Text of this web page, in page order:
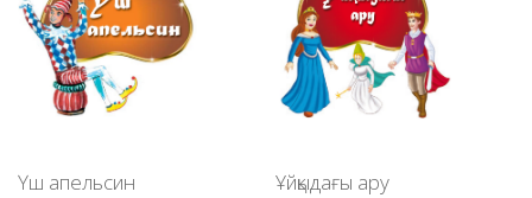
Үш апельсин Ұйқыдағы ару